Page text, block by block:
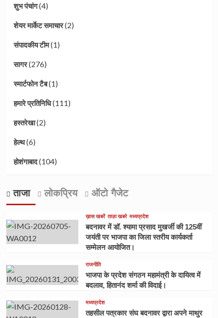
शुभ पंचांग(4)
शेयर मार्केट समाचार(2)
संपादकीय टीम(1)
सागर(276)
स्मार्टफोन टैब(1)
हमारे प्रतिनिधि(111)
हस्तरेखा(2)
हेल्थ(6)
होशंगाबाद(104)
ताजा लोकप्रिय ऑटो गैजेट
ख़ास खबरें ताज़ा खबरे मध्यप्रदेश
बदनावर में डॉ. श्यामा प्रसाद मुखर्जी की 125वीं
जयंती पर भाजपा का जिला स्तरीय कार्यकर्ता
सम्मेलन आयोजित।
राजनीति
भाजपा के प्रदेश संगठन महामंत्री के दायित्व में
बदलाव, हितानंद शर्मा की विदाई।
मध्यप्रदेश
तहसील पत्रकार संघ बदनावर द्वारा अपने माथुर